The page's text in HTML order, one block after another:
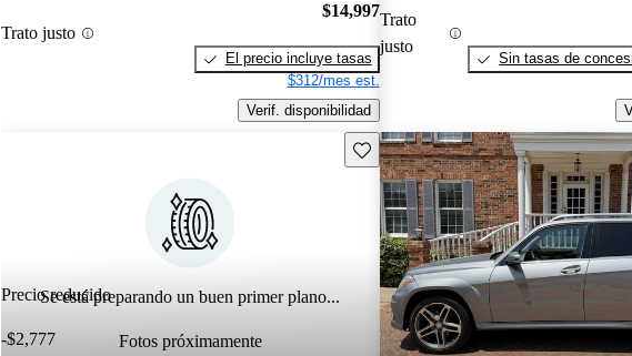
Trato justo
$14,997
El precio incluye tasas
$312/mes est.
Verif. disponibilidad
Trato
justo
Sin tasas de
Se está preparando un buen primer plano...
Fotos próximamente
Precio reducido
-$2,777
Guarda este Aviso